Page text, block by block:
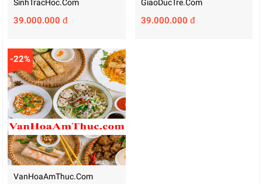
SinhTracHoc.com
39.000.000 đ
GiaoDucTre.com
39.000.000 đ
-22%
VanHoaAmThuc.com